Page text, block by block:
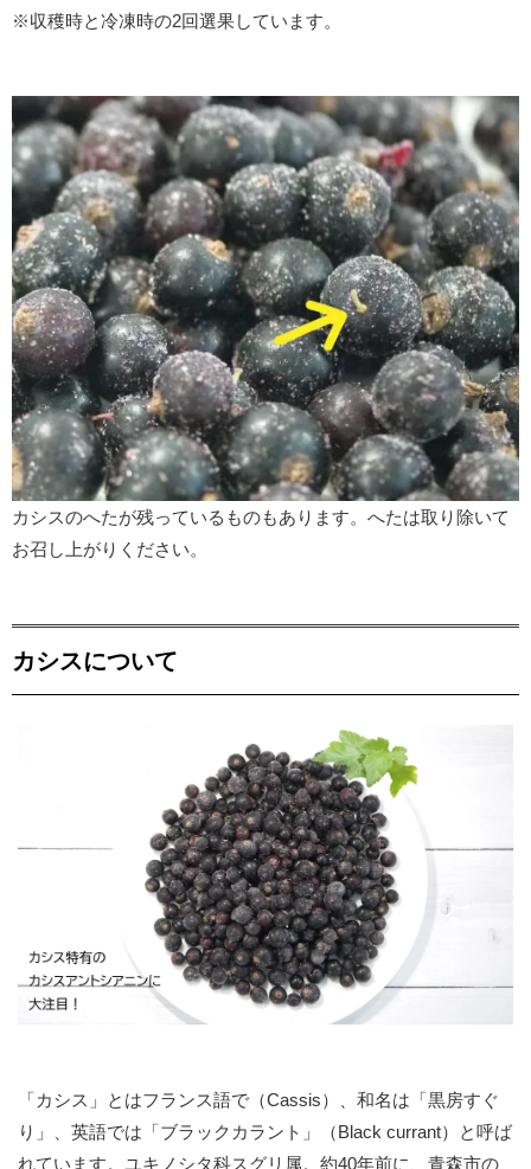
※収穫時と冷凍時の2回選果しています。
カシスのへたが残っているものもあります。へたは取り除いて
お召し上がりください。
カシスについて
「カシス」とはフランス語で（Cassis）、和名は「黒房すぐ
り」、英語では「ブラックカラント」（Black currant）と呼ば
れています。ユキノシタ科スグリ属。約40年前に、青森市の